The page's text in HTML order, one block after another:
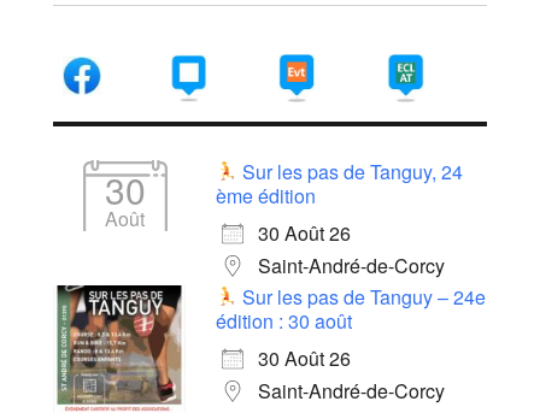
30
Août
Sur les pas de Tanguy, 24
ème édition
30 Août 26
Saint-André-de-Corcy
Sur les pas de Tanguy – 24e
édition : 30 août
30 Août 26
Saint-André-de-Corcy